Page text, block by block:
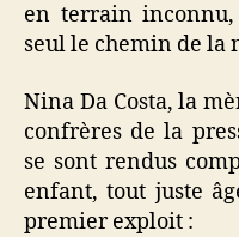
en terrain
seul le chemin de la
Nina Da Costa, la
confrères de la
se sont rendus
enfant, tout juste
premier exploit :